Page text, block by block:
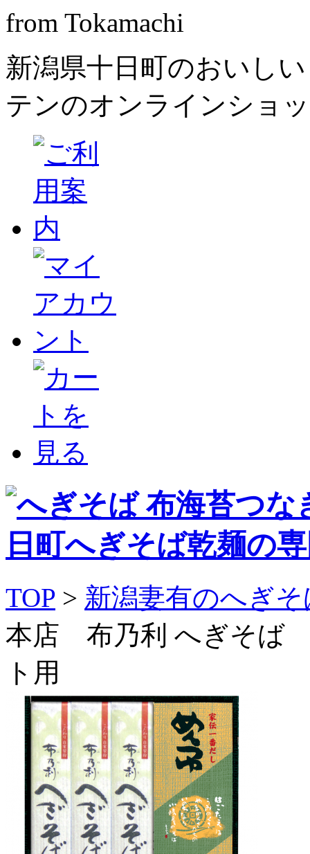
from Tokamachi
新潟県十日町のおいし
テンのオンラインショ
TOP > 新潟妻有のへぎそ
本店 布乃利 へぎそ
ト用